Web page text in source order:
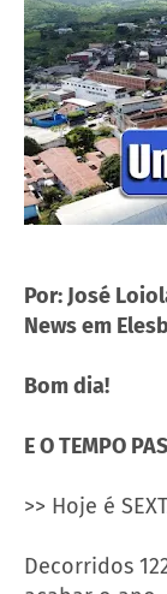
Por: José
News em
Bom dia!
E O TEMPO
>> Hoje é
Decorridos